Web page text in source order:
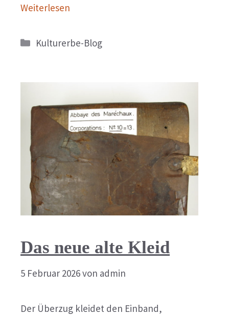
Weiterlesen
Kategorien
Kulturerbe-Blog
Das neue alte Kleid
5 Februar 2026von admin
Der Überzug kleidet den Einband,